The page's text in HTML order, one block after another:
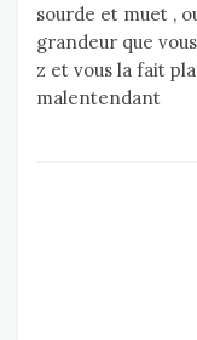
sourde et muet ,
grandeur que
z et vous la fait
malentendant